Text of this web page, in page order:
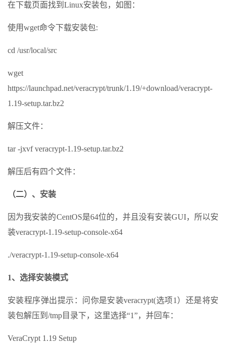
在下载页面找到Linux安装包，如图：
使用wget命令下载安装包:
cd /usr/local/src
wget
https://launchpad.net/veracrypt/trunk/1.19/+download/veracrypt-
1.19-setup.tar.bz2
解压文件：
tar -jxvf veracrypt-1.19-setup.tar.bz2
解压后有四个文件：
（二）、安装
因为我安装的CentOS是64位的，并且没有安装GUI，所以安
装veracrypt-1.19-setup-console-x64
./veracrypt-1.19-setup-console-x64
1、选择安装模式
安装程序弹出提示：问你是安装veracrypt(选项1）还是将安
装包解压到/tmp目录下，这里选择“1”，并回车：
VeraCrypt 1.19 Setup